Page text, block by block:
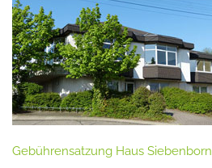
Gebührensatzung Haus Siebenborn